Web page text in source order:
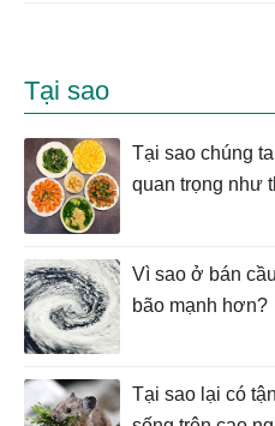
Tại sao
Tại sao chúng
quan trọng như
Vì sao ở bán
bão mạnh hơn?
Tại sao lại có